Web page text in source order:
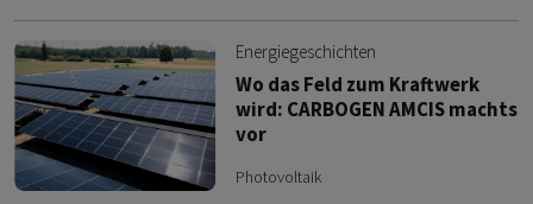
Energiegeschichten
Wo das Feld zum Kraftwerk
wird: CARBOGEN AMCIS machts
vor
Photovoltaik